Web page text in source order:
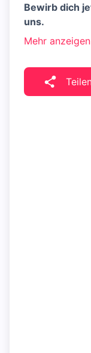
Bewirb dich
uns.
Mehr anzeigen